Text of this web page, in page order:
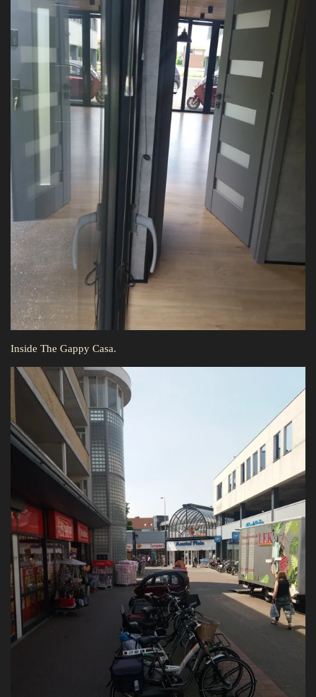
Inside The Gappy Casa.